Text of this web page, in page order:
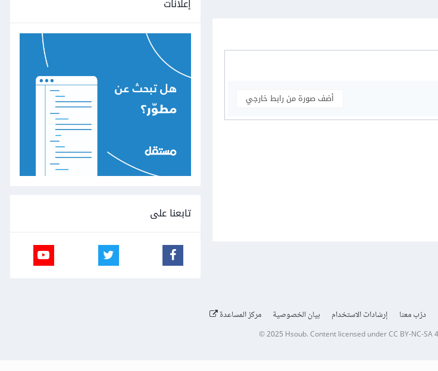
أضف صورة من رابط خارجي
إعلانات
تابعنا على
درّب معنا إرشادات الاستخدام بيان الخصوصية مركز المساعدة
© 2025 Hsoub.Content licensed underCC BY-NC-SA